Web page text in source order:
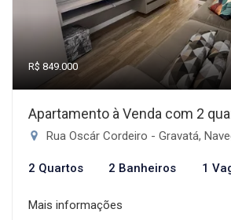
R$ 849.000
Apartamento à Venda com 2
Rua Oscár Cordeiro - Gravatá,
2 Quartos 2 Banheiros 1
Mais informações